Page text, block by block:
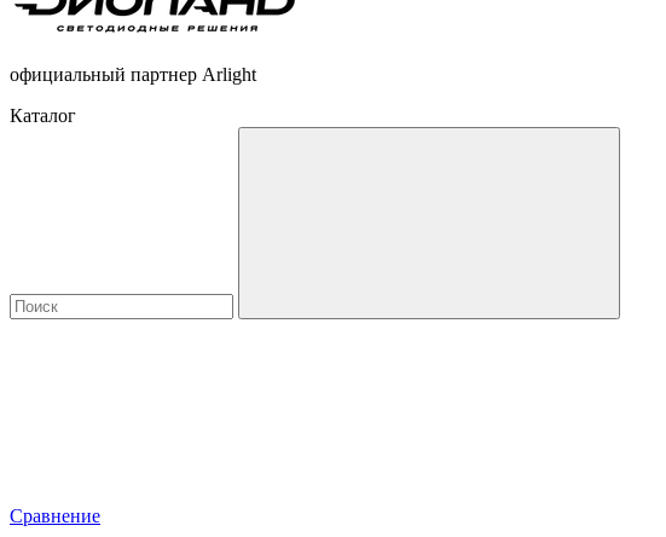
официальный партнер Arlight
Каталог
Сравнение